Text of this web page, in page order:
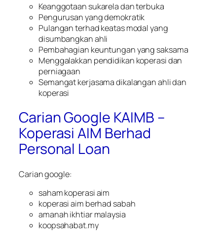
Keanggotaan sukarela dan terbuka
Pengurusan yang demokratik
Pulangan terhad keatas modal yang
disumbangkan ahli
Pembahagian keuntungan yang saksama
Menggalakkan pendidikan koperasi dan
perniagaan
Semangat kerjasama dikalangan ahli dan
koperasi
Carian Google KAIMB –
Koperasi AIM Berhad
Personal Loan
Carian google:
saham koperasi aim
koperasi aim berhad sabah
amanah ikhtiar malaysia
koopsahabat.my